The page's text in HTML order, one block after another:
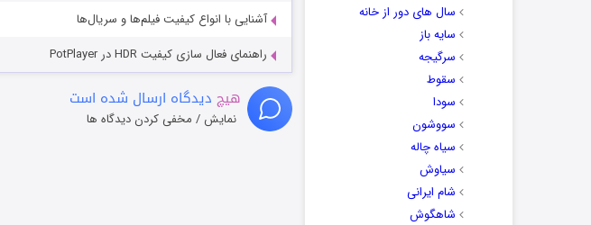
سال های دور از خانه
سایه باز
سرگیجه
سقوط
سودا
سووشون
سیاه چاله
سیاوش
شام ایرانی
شاهگوش
آشنایی با انواع کیفیت فیلم‌ها و سریال‌ها
راهنمای فعال سازی کیفیت HDR در PotPlayer
هیچ دیدگاه ارسال شده است
نمایش / مخفی کردن دیدگاه ها